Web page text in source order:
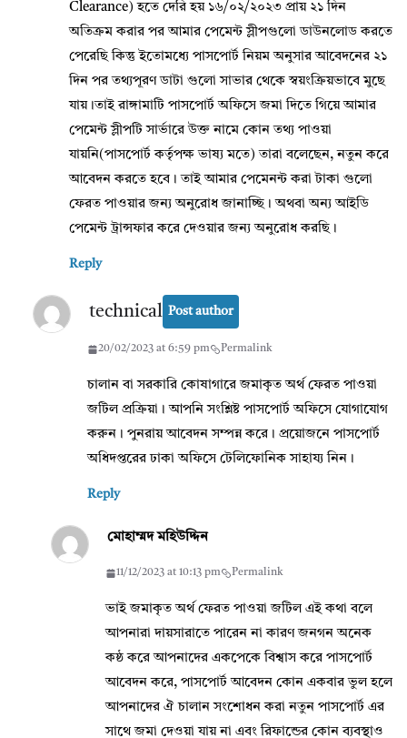
Clearance) হতে দেরি হয় ১৬/০২/২০২৩ প্রায় ২১ দিন
অতিক্রম করার পর আমার পেমেন্ট স্লীপগুলো ডাউনলোড করতে
পেরেছি কিন্তু ইতোমধ্যে পাসপোর্ট নিয়ম অনুসার আবেদনের ২১
দিন পর তথ্যপূরণ ডাটা গুলো সাভার থেকে স্বয়ংক্রিয়ভাবে মুছে
যায়।তাই রাঙ্গামাটি পাসপোর্ট অফিসে জমা দিতে গিয়ে আমার
পেমেন্ট স্লীপটি সার্ভারে উক্ত নামে কোন তথ্য পাওয়া
যায়নি(পাসপোর্ট কর্তৃপক্ষ ভাষ্য মতে) তারা বলেছেন, নতুন করে
আবেদন করতে হবে। তাই আমার পেমেনন্ট করা টাকা গুলো
ফেরত পাওয়ার জন্য অনুরোধ জানাচ্ছি। অথবা অন্য আইডি
পেমেন্ট ট্রান্সফার করে দেওয়ার জন্য অনুরোধ করছি।
Reply
technical Post author
20/02/2023 at 6:59 pm Permalink
চালান বা সরকারি কোষাগারে জমাকৃত অর্থ ফেরত পাওয়া
জটিল প্রক্রিয়া। আপনি সংশ্লিষ্ট পাসপোর্ট অফিসে যোগাযোগ
করুন। পুনরায় আবেদন সম্পন্ন করে। প্রয়োজনে পাসপোর্ট
অধিদপ্তরের ঢাকা অফিসে টেলিফোনিক সাহায্য নিন।
Reply
মোহাম্মদ মহিউদ্দিন
11/12/2023 at 10:13 pm Permalink
ভাই জমাকৃত অর্থ ফেরত পাওয়া জটিল এই কথা বলে
আপনারা দায়সারাতে পারেন না কারণ জনগন অনেক
কষ্ঠ করে আপনাদের একপেকে বিশ্বাস করে পাসপোর্ট
আবেদন করে, পাসপোর্ট আবেদন কোন একবার ভুল হলে
আপনাদের ঐ চালান সংশোধন করা নতুন পাসপোর্ট এর
সাথে জমা দেওয়া যায় না এবং রিফান্ডের কোন ব্যবস্থাও